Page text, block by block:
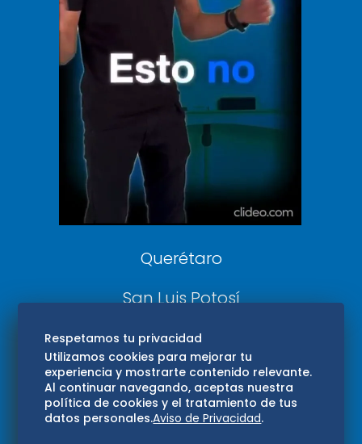
Clase
De 10 sports
DeDinero
Confabulario
Aviso Oportuno
Consultas
Querétaro
San Luis Potosí
Edomex
Consultas
Hidalgo
Respetamos tu privacidad
Utilizamos cookies para mejorar tu
experiencia y mostrarte contenido relevante.
Al continuar navegando, aceptas nuestra
política de cookies y el tratamiento de tus
datos personales.Aviso de Privacidad.